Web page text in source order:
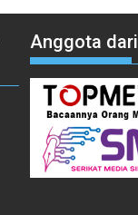
Anggota dari